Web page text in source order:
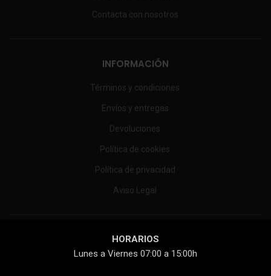
Contacta con nosotros
INFORMACIÓN
Términos y condiciones
Envíos y entregas
Devoluciones
Política de cookies
Política de privacidad
Aviso Legal
HORARIOS
Lunes a Viernes 07:00 a 15:00h